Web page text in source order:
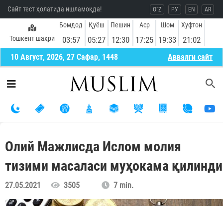
Сайт тест ҳолатида ишламоқда! O`Z РУ EN AR
Тошкент шаҳри
Бомдод
03:57
Қуёш
05:27
Пешин
12:30
Аср
17:25
Шом
19:33
Хуфтон
21:02
10 Август, 2026, 27 Сафар, 1448 Aввалги сайт
Олий Мажлисда Ислом молия
тизими масаласи муҳокама қилинди
27.05.2021 3505 7 min.